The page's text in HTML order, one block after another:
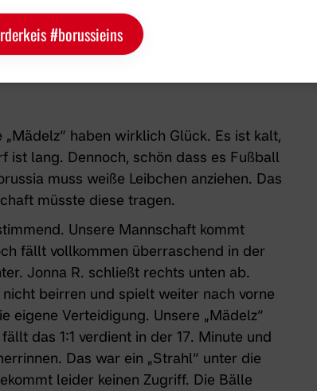
haben wirklich Glück. Es ist kalt,
ist lang. Dennoch, schön dass es Fußball
muss weiße Leibchen anziehen. Das
müsste diese tragen.
Unsere Mannschaft kommt
fällt vollkommen überraschend in der
Jonna R. schließt rechts unten ab.
beirren und spielt weiter nach vorne
eigene Verteidigung. Unsere „Mädelz“
das 1:1 verdient in der 17. Minute und
Das war ein „Strahl“ unter die
leider keinen Zugriff. Die Bälle
#borussieins